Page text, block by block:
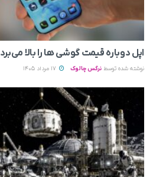
اپل دوباره قیمت‌ گوشی ها را بالا می‌برد
نوشته شده توسط نرگس چالوک